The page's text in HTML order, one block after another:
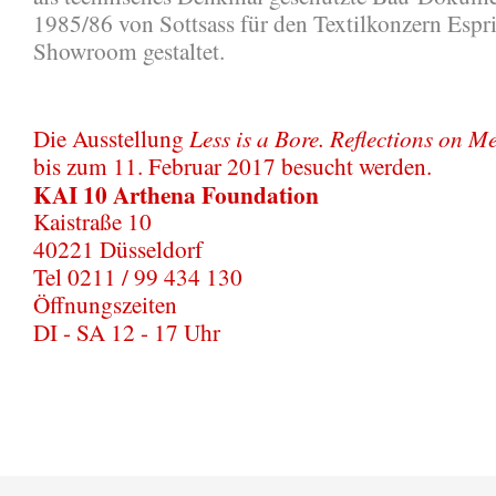
1985/86 von Sottsass für den Textilkonzern
Showroom gestaltet.
Die Ausstellung Less is a Bore. Reflections on
bis zum 11. Februar 2017 besucht werden.
KAI 10 Arthena Foundation
Kaistraße 10
40221 Düsseldorf
Tel 0211 / 99 434 130
Öffnungszeiten
DI - SA 12 - 17 Uhr